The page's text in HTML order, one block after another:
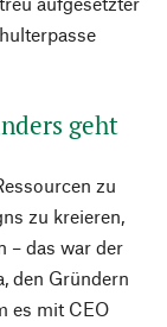
geht
zu
zu kreieren,
– das war der
den Gründern
es mit CEO